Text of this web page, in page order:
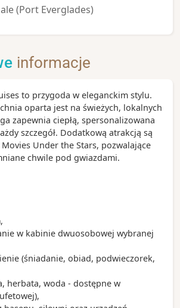
(Port Everglades)
informacje
to przygoda w eleganckim stylu.
oparta jest na świeżych, lokalnych
zapewnia ciepłą, spersonalizowana
szczegół. Dodatkową atrakcją są
Under the Stars, pozwalające
chwile pod gwiazdami.
w kabinie dwuosobowej wybranej
(śniadanie, obiad, podwieczorek,
herbata, woda - dostępne w